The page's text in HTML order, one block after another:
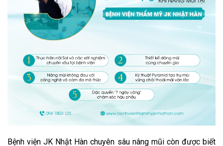
Bệnh viện JK Nhật Hàn chuyên sâu nâng mũi còn được biết